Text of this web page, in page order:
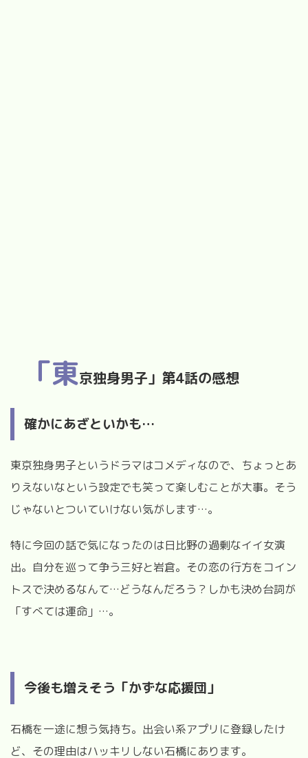
「東京独身男子」第4話の感想
確かにあざといかも…
東京独身男子というドラマはコメディなので、ちょっとあ
りえないなという設定でも笑って楽しむことが大事。そう
じゃないとついていけない気がします…。
特に今回の話で気になったのは日比野の過剰なイイ女演
出。自分を巡って争う三好と岩倉。その恋の行方をコイン
トスで決めるなんて…どうなんだろう？しかも決め台詞が
「すべては運命」 …。
今後も増えそう「かずな応援団」
石橋を一途に想う気持ち。出会い系アプリに登録したけ
ど、その理由はハッキリしない石橋にあります。